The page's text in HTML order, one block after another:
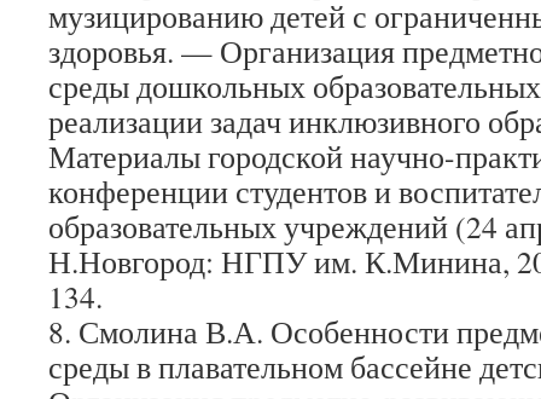
музицированию детей с
здоровья. — Организация
среды дошкольных
реализации задач инклюзивного
Материалы городской научно-
конференции студентов и
образовательных учреждений (24
Н.Новгород: НГПУ им. К.Минина,
134.
8. Смолина В.А. Особенности
среды в плавательном бассейне